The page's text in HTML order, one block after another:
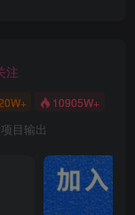
注
10905W+
目输出